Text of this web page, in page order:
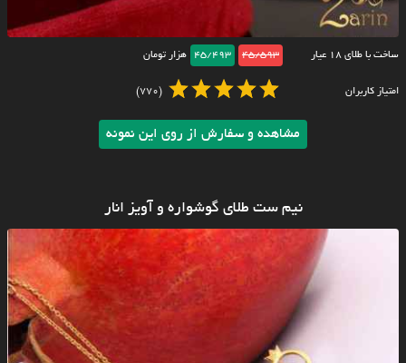
ساخت با طلای ۱۸ عیار 45/593
45/493 هزار تومان
امتیاز کاربران (770)
مشاهده و سفارش از روی این نمونه
نیم ست طلای گوشواره و آویز انار